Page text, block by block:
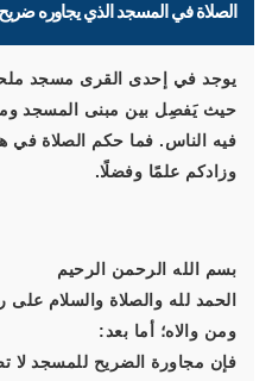
الصلاة في المسجد الذي يجاوره ضريح
يوجد في إحدى القرى مسجد
حيث يَفصِل بين مبنى المسجد
فيه الناس. فما حكم الصلاة في
وزادكم علمًا وفضلًا.
بسم الله الرحمن الرحيم
الحمد لله والصلاة والسلام
ومن والاه؛ أما بعد:
فإن مجاورة الضريح للمسجد لا